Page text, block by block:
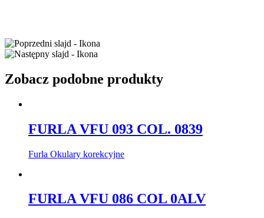
Zobacz podobne produkty
FURLA VFU 093 COL. 0839
Furla Okulary korekcyjne
FURLA VFU 086 COL 0ALV